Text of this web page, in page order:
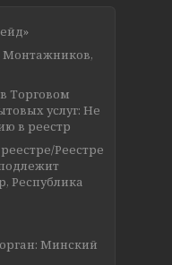
Монтажников,
Торговом
услуг: Не
в реестр
Реестре
Республика
Минский